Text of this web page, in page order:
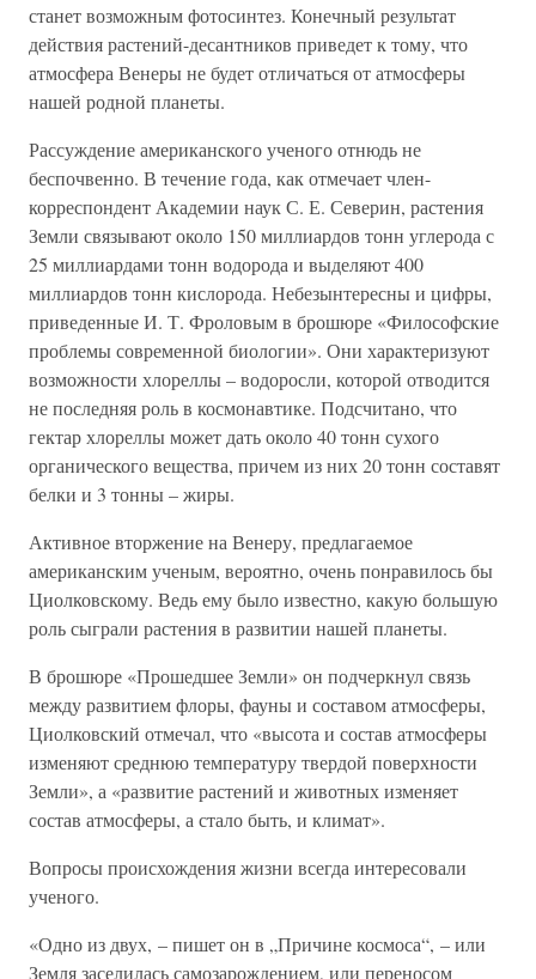
станет возможным фотосинтез. Конечный результат
действия растений-десантников приведет к тому, что
атмосфера Венеры не будет отличаться от атмосферы
нашей родной планеты.
Рассуждение американского ученого отнюдь не
беспочвенно. В течение года, как отмечает член-
корреспондент Академии наук С. Е. Северин, растения
Земли связывают около 150 миллиардов тонн углерода с
25 миллиардами тонн водорода и выделяют 400
миллиардов тонн кислорода. Небезынтересны и цифры,
приведенные И. Т. Фроловым в брошюре «Философские
проблемы современной биологии». Они характеризуют
возможности хлореллы – водоросли, которой отводится
не последняя роль в космонавтике. Подсчитано, что
гектар хлореллы может дать около 40 тонн сухого
органического вещества, причем из них 20 тонн составят
белки и 3 тонны – жиры.
Активное вторжение на Венеру, предлагаемое
американским ученым, вероятно, очень понравилось бы
Циолковскому. Ведь ему было известно, какую большую
роль сыграли растения в развитии нашей планеты.
В брошюре «Прошедшее Земли» он подчеркнул связь
между развитием флоры, фауны и составом атмосферы,
Циолковский отмечал, что «высота и состав атмосферы
изменяют среднюю температуру твердой поверхности
Земли», а «развитие растений и животных изменяет
состав атмосферы, а стало быть, и климат».
Вопросы происхождения жизни всегда интересовали
ученого.
«Одно из двух, – пишет он в „Причине космоса“, – или
Земля заселилась самозарождением, или переносом